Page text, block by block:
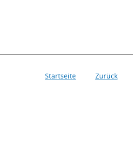
Startseite Zurück